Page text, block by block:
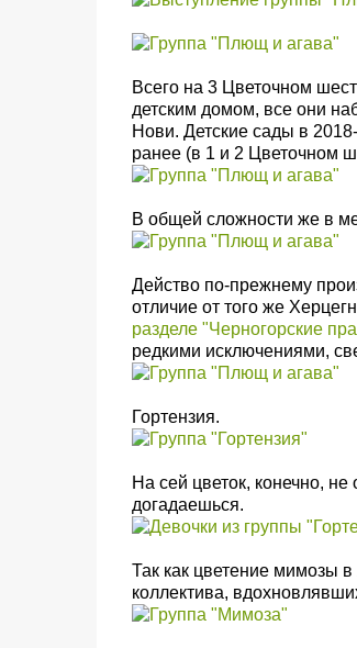
Всего на 3 Цветочном
детским домом, все они
Нови. Детские сады в
ранее (в 1 и 2 Цветочном
В общей сложности же в
Действо по-прежнему
отличие от того же
разделе "Черногорские
редкими исключениями,
Гортензия.
На сей цветок, конечно, не
догадаешься.
Так как цветение мимозы
коллектива,